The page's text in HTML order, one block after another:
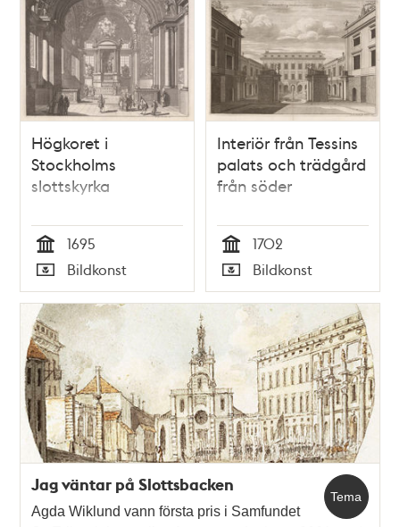
Högkoret i
Stockholms
slottskyrka
Tid
1695
Typ
Bildkonst
Interiör från Tessins
palats och trädgård
från söder
Tid
1702
Typ
Bildkonst
Tema
Jag väntar på Slottsbacken
Agda Wiklund vann första pris i Samfundet